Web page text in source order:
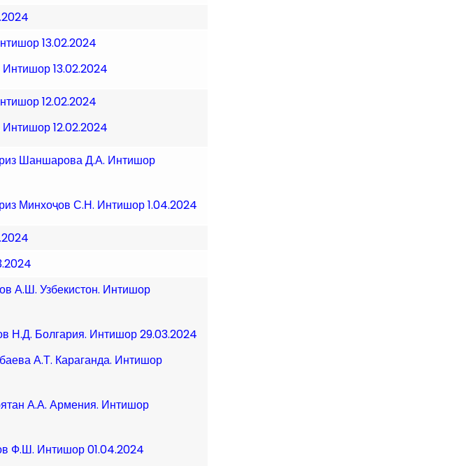
13.02.2024
13.02.2024
12.02.2024
12.02.2024
Шаншарова Д.А. Интишор
Минхоҷов С.Н. Интишор 1.04.2024
А.Ш. Узбекистон. Интишор
Н.Д. Болгария. Интишор 29.03.2024
А.Т. Караганда. Интишор
А.А. Армения. Интишор
Ф.Ш. Интишор 01.04.2024